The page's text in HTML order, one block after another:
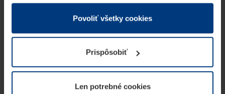
v rámci Vášho využívania služieb.
Z právneho hľadiska môžeme cookies ukladať na Vašom
prevádzku tejto stránky. Pre všetky ostatné typy cookie
potrebujeme Vaše povolenie. Vaše povolenie môžete
kedykoľvek zmeniť alebo odvolať vo vysvetlení cookie
našej webovej stránky.
Povoliť všetky cookies
Prispôsobiť
Len potrebné cookies